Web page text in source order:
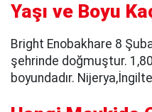
Yaşı ve Boyu
Bright Enobakhare 8
şehrinde doğmuştur.
boyundadır.